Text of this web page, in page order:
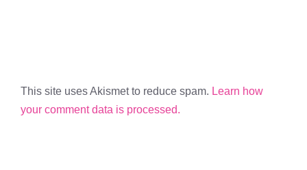
This site uses Akismet to reduce spam. Learn how
your comment data is processed.